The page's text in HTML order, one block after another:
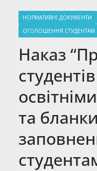
НОРМАТИВНІ ДОКУМЕНТИ
ОГОЛОШЕННЯ СТУДЕНТАМ
Наказ
та